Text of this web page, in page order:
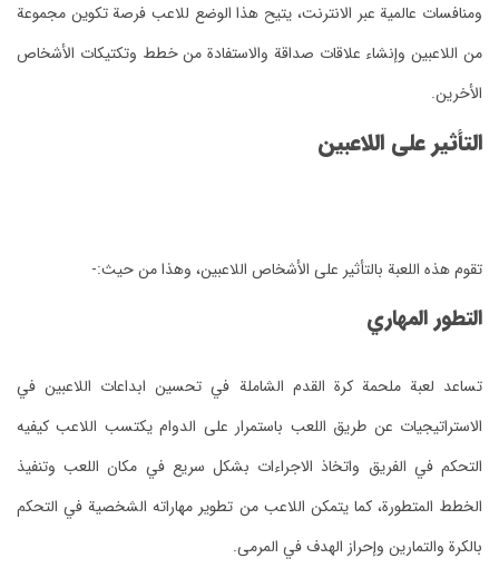
ومنافسات عالمية عبر الانترنت، يتيح هذا الوضع للاعب فرصة تكوين مجموعة
من اللاعبين وإنشاء علاقات صداقة والاستفادة من خطط وتكتيكات الأشخاص
الأخرين.
التأثير على اللاعبين
تقوم هذه اللعبة بالتأثير على الأشخاص اللاعبين، وهذا من حيث:-
التطور المهاري
تساعد لعبة ملحمة كرة القدم الشاملة في تحسين ابداعات اللاعبين في
الاستراتيجيات عن طريق اللعب باستمرار على الدوام يكتسب اللاعب كيفيه
التحكم في الفريق واتخاذ الاجراءات بشكل سريع في مكان اللعب وتنفيذ
الخطط المتطورة، كما يتمكن اللاعب من تطوير مهاراته الشخصية في التحكم
بالكرة والتمارين وإحراز الهدف في المرمى.